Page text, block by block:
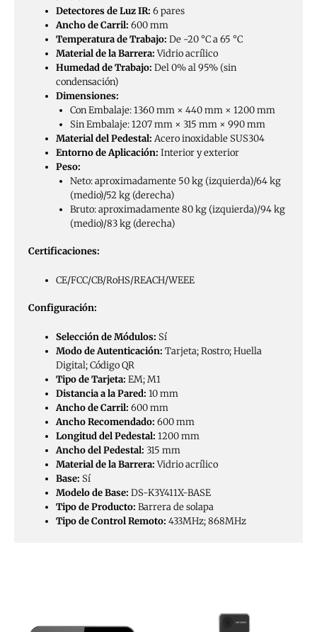
Detectores de Luz IR: 6 pares
Ancho de Carril: 600 mm
Temperatura de Trabajo: De -20 °C a 65 °C
Material de la Barrera:Vidrio acrílico
Humedad de Trabajo: Del 0% al 95% (sin
condensación)
Dimensiones:
Con Embalaje: 1360 mm × 440 mm × 1200 mm
Sin Embalaje: 1207 mm × 315 mm × 990 mm
Material del Pedestal: Acero inoxidable SUS304
Entorno de Aplicación: Interior y exterior
Peso:
Neto: aproximadamente 50 kg (izquierda)/64 kg
(medio)/52 kg (derecha)
Bruto: aproximadamente 80 kg (izquierda)/94 kg
(medio)/83 kg (derecha)
Certificaciones:
CE/FCC/CB/RoHS/REACH/WEEE
Configuración:
Selección de Módulos: Sí
Modo de Autenticación: Tarjeta; Rostro; Huella
Digital; Código QR
Tipo de Tarjeta: EM; M1
Distancia a la Pared: 10 mm
Ancho de Carril: 600 mm
Ancho Recomendado: 600 mm
Longitud del Pedestal: 1200 mm
Ancho del Pedestal: 315 mm
Material de la Barrera:Vidrio acrílico
Base: Sí
Modelo de Base: DS-K3Y411X-BASE
Tipo de Producto: Barrera de solapa
Tipo de Control Remoto: 433MHz; 868MHz